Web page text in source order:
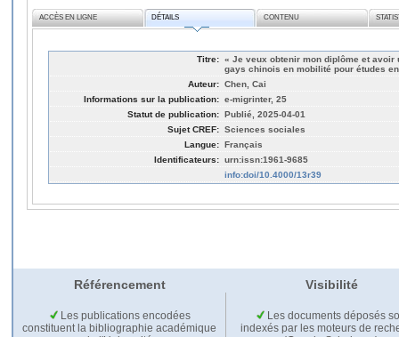
ACCÈS EN LIGNE DÉTAILS CONTENU
Titre: « Je veux obtenir mon diplôme et
gays chinois en mobilité pour études
Auteur: Chen, Cai
Informations sur la publication: e-migrinter, 25
Statut de publication: Publié, 2025-04-01
Sujet CREF: Sciences sociales
Langue: Français
Identificateurs: urn:issn:1961-9685
info:doi/10.4000/13r39
Référencement Visibilité
Les publications encodées
constituent la bibliographie académique
Les documents déposés
indexés par les moteurs de